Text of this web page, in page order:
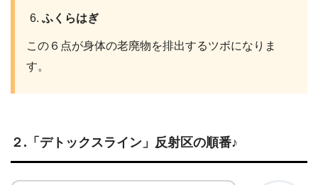
ふくらはぎ
この６点が身体の老廃物を排出するツボになりま
す。
２.「デトックスライン」反射区の順番♪